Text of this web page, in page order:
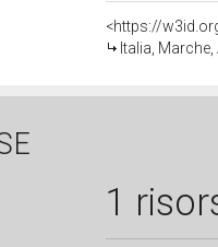
<https://
Italia,
1